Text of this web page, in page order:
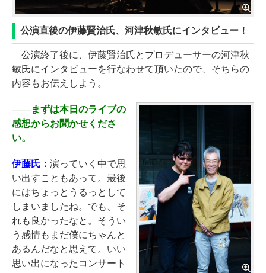
公演直後の伊藤賢治氏、河津秋敏氏にインタビュー！
公演終了後に、伊藤賢治氏とプロデューサーの河津秋
敏氏にインタビューを行なわせて頂いたので、そちらの
内容もお伝えしよう。
――まずは本日のライブの
感想からお聞かせくださ
い。
伊藤氏： 演っていく中で思
い出すこともあって。最後
にはちょっとうるっとして
しまいましたね。でも、そ
れも良かったなと。そうい
う感情もまだ僕にちゃんと
あるんだなと思えて。いい
思い出になったコンサート